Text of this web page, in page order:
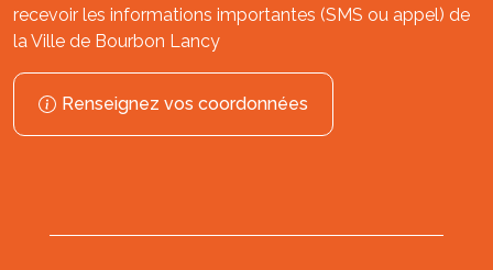
recevoir les informations importantes (SMS ou appel) de
la Ville de Bourbon Lancy
Renseignez vos coordonnées